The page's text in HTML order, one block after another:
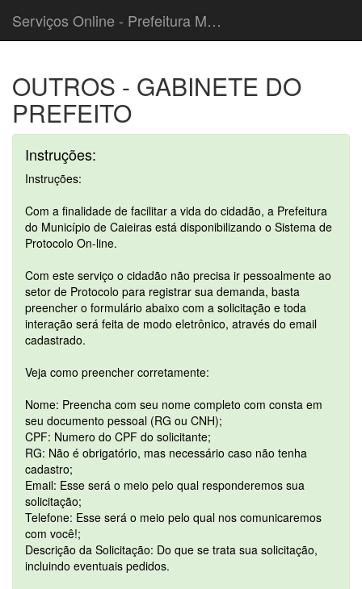
Serviços Online - Prefeitura Municipal de Caieiras
OUTROS - GABINETE DO
PREFEITO
Instruções:
Instruções:
Com a finalidade de facilitar a vida do cidadão, a Prefeitura
do Município de Caieiras está disponibilizando o Sistema de
Protocolo On-line.
Com este serviço o cidadão não precisa ir pessoalmente ao
setor de Protocolo para registrar sua demanda, basta
preencher o formulário abaixo com a solicitação e toda
interação será feita de modo eletrônico, através do email
cadastrado.
Veja como preencher corretamente:
Nome: Preencha com seu nome completo com consta em
seu documento pessoal (RG ou CNH);
CPF: Numero do CPF do solicitante;
RG: Não é obrigatório, mas necessário caso não tenha
cadastro;
Email: Esse será o meio pelo qual responderemos sua
solicitação;
Telefone: Esse será o meio pelo qual nos comunicaremos
com você!;
Descrição da Solicitação: Do que se trata sua solicitação,
incluindo eventuais pedidos.